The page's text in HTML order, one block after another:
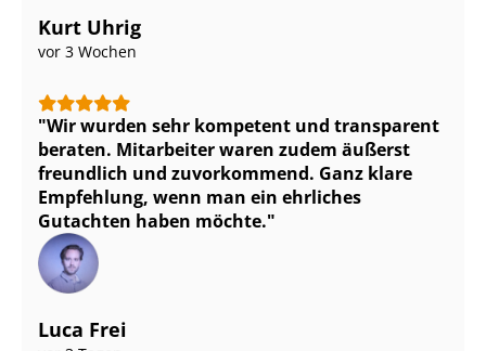
Kurt Uhrig
vor 3 Wochen
Wir wurden sehr kompetent und transparent
beraten. Mitarbeiter waren zudem äußerst
freundlich und zuvorkommend. Ganz klare
Empfehlung, wenn man ein ehrliches
Gutachten haben möchte.
Luca Frei